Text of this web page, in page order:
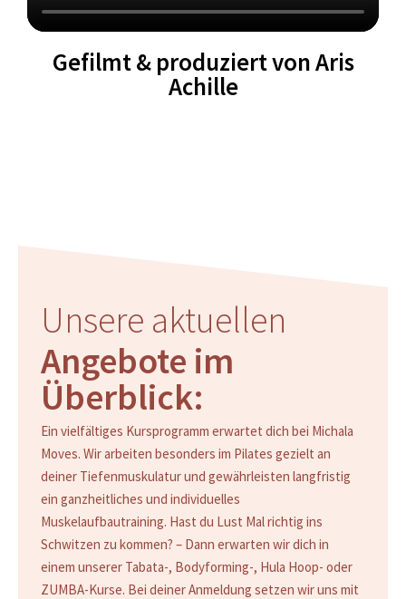
Gefilmt & produziert von Aris
Achille
Unsere aktuellen
Angebote im
Überblick:
Ein vielfältiges Kursprogramm erwartet dich bei Michala
Moves. Wir arbeiten besonders im Pilates gezielt an
deiner Tiefenmuskulatur und gewährleisten langfristig
ein ganzheitliches und individuelles
Muskelaufbautraining. Hast du Lust Mal richtig ins
Schwitzen zu kommen? – Dann erwarten wir dich in
einem unserer Tabata-, Bodyforming-, Hula Hoop- oder
ZUMBA-Kurse. Bei deiner Anmeldung setzen wir uns mit